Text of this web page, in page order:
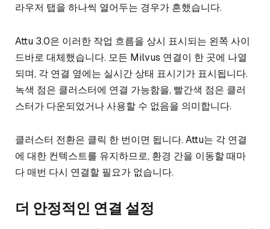
라우저 탭을 하나씩 열어두는 경우가 흔했습니다.
Attu 3.0은 이러한 작업 흐름을 상시 표시되는 왼쪽 사이
드바로 대체했습니다. 모든 Milvus 연결이 한 곳에 나열
되며, 각 연결 옆에는 실시간 상태 표시기가 표시됩니다.
녹색 점은 클러스터에 연결 가능함을, 빨간색 점은 클러
스터가 다운되었거나 사용할 수 없음을 의미합니다.
클러스터 전환은 클릭 한 번이면 됩니다. Attu는 각 연결
에 대한 컨텍스트를 유지하므로, 환경 간을 이동할 때마
다 매번 다시 연결할 필요가 없습니다.
더 안정적인 연결 설정